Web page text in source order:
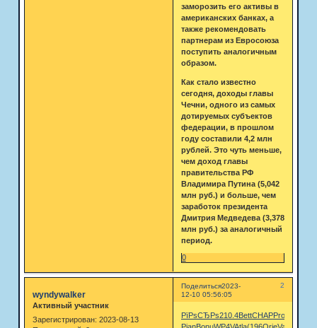
заморозить его активы в
американских банках, а
также рекомендовать
партнерам из Евросоюза
поступить аналогичным
образом.
Как стало известно
сегодня, доходы главы
Чечни, одного из самых
дотируемых субъектов
федерации, в прошлом
году составили 4,2 млн
рублей. Это чуть меньше,
чем доход главы
правительства РФ
Владимира Путина (5,042
млн руб.) и больше, чем
заработок президента
Дмитрия Медведева (3,378
млн руб.) за аналогичный
период.
0
Поделиться 2
2023-
12-10 05:56:05
wyndywalker
Активный участник
Зарегистрирован: 2023-08-13
РїРѕСЂРѕ210.4BettCHAPProf